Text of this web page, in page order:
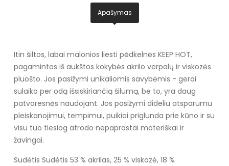
Apašymas
Itin šiltos, labai malonios liesti pėdkelnės KEEP HOT,
pagamintos iš aukštos kokybės akrilo verpalų ir viskozės
pluošto. Jos pasižymi unikaliomis savybėmis - gerai
sulaiko per odą išsiskiriančią šilumą, be to, yra daug
patvaresnės naudojant. Jos pasižymi dideliu atsparumu
pleiskanojimui, tempimui, puikiai priglunda prie kūno ir su
visu tuo tiesiog atrodo nepaprastai moteriškai ir
žavingai.
Sudėtis Sudėtis 53 % akrilas, 25 % viskozė, 18 %